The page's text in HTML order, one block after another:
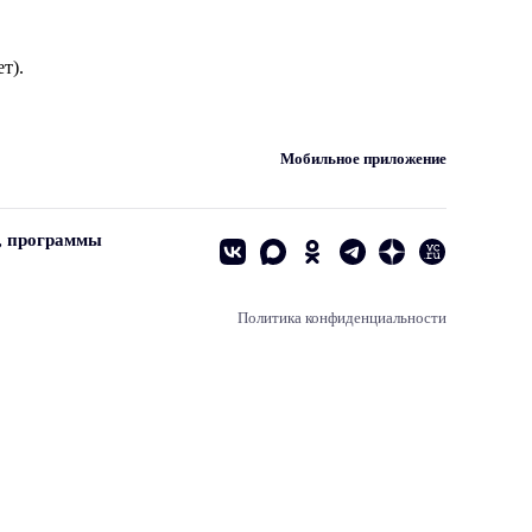
Мобильное приложение
программы
Политика конфиденциальности